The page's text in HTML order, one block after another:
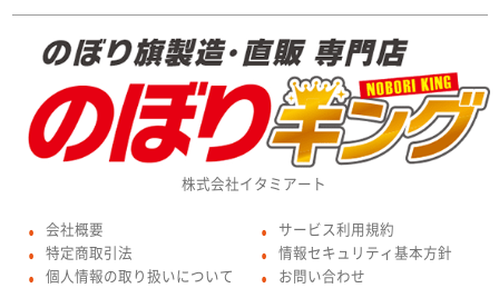
株式会社イタミアート
● 会社概要
● 特定商取引法
● 個人情報の取り扱いについて
● サービス利用規約
● 情報セキュリティ基本方針
● お問い合わせ